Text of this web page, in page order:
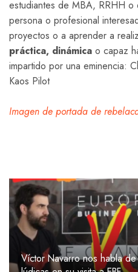
estudiantes de MBA, RRHH o
persona o profesional
proyectos o a aprender a
práctica, dinámica o capaz
impartido por una eminencia:
Kaos Pilot
Imagen de portada de
Víctor Navarro nos habla